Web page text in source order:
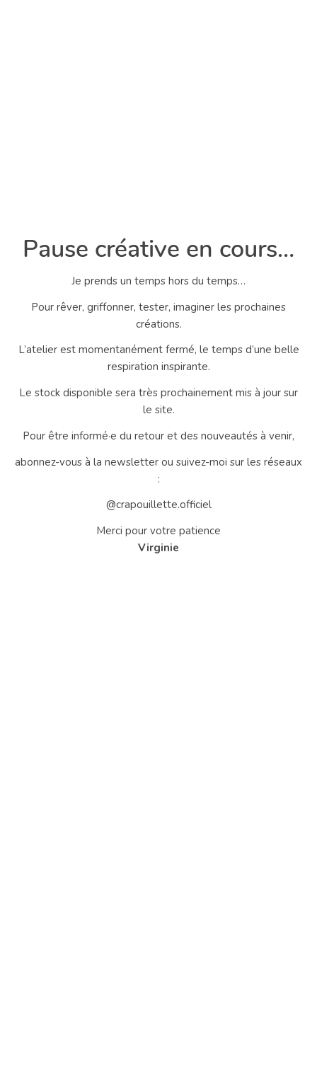
Pause créative en cours…
Je prends un temps hors du temps…
Pour rêver, griffonner, tester, imaginer les prochaines
créations.
L’atelier est momentanément fermé, le temps d’une belle
respiration inspirante.
Le stock disponible sera très prochainement mis à jour sur
le site.
Pour être informé·e du retour et des nouveautés à venir,
abonnez-vous à la newsletter ou suivez-moi sur les réseaux
:
@crapouillette.officiel
Merci pour votre patience
Virginie